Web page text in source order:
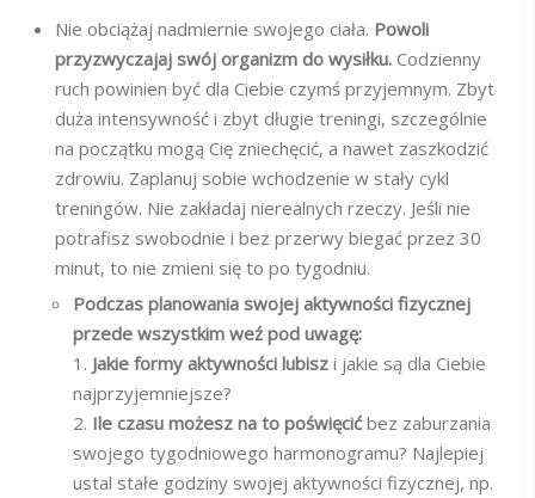
Nie obciążaj nadmiernie swojego ciała. Powoli
przyzwyczajaj swój organizm do wysiłku. Codzienny
ruch powinien być dla Ciebie czymś przyjemnym. Zbyt
duża intensywność i zbyt długie treningi, szczególnie
na początku mogą Cię zniechęcić, a nawet zaszkodzić
zdrowiu. Zaplanuj sobie wchodzenie w stały cykl
treningów. Nie zakładaj nierealnych rzeczy. Jeśli nie
potrafisz swobodnie i bez przerwy biegać przez 30
minut, to nie zmieni się to po tygodniu.
Podczas planowania swojej aktywności fizycznej
przede wszystkim weź pod uwagę:
1. Jakie formy aktywności lubisz i jakie są dla Ciebie
najprzyjemniejsze?
2. Ile czasu możesz na to poświęcićbez zaburzania
swojego tygodniowego harmonogramu? Najlepiej
ustal stałe godziny swojej aktywności fizycznej, np.